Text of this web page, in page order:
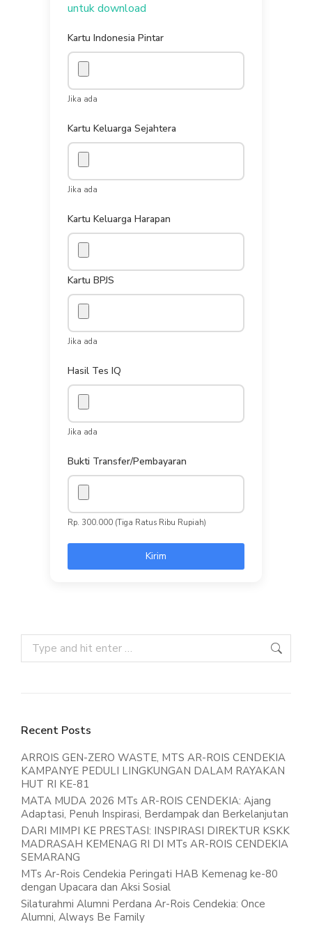
untuk download
Kartu Indonesia Pintar
Jika ada
Kartu Keluarga Sejahtera
Jika ada
Kartu Keluarga Harapan
Kartu BPJS
Jika ada
Hasil Tes IQ
Jika ada
Bukti Transfer/Pembayaran
Rp. 300.000 (Tiga Ratus Ribu Rupiah)
Kirim
Recent Posts
ARROIS GEN-ZERO WASTE, MTS AR-ROIS CENDEKIA
KAMPANYE PEDULI LINGKUNGAN DALAM RAYAKAN
HUT RI KE-81
MATA MUDA 2026 MTs AR-ROIS CENDEKIA: Ajang
Adaptasi, Penuh Inspirasi, Berdampak dan Berkelanjutan
DARI MIMPI KE PRESTASI: INSPIRASI DIREKTUR KSKK
MADRASAH KEMENAG RI DI MTs AR-ROIS CENDEKIA
SEMARANG
MTs Ar-Rois Cendekia Peringati HAB Kemenag ke-80
dengan Upacara dan Aksi Sosial
Silaturahmi Alumni Perdana Ar-Rois Cendekia: Once
Alumni, Always Be Family